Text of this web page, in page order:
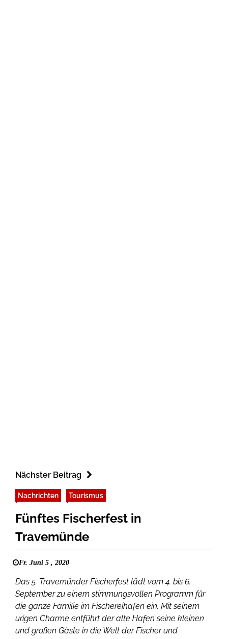
Nächster Beitrag
Nachrichten Tourismus
Fünftes Fischerfest in
Travemünde
Fr. Juni 5 , 2020
Das 5. Travemünder Fischerfest lädt vom 4. bis 6.
September zu einem stimmungsvollen Programm für
die ganze Familie im Fischereihafen ein. Mit seinem
urigen Charme entführt der alte Hafen seine kleinen
und großen Gäste in die Welt der Fischer und